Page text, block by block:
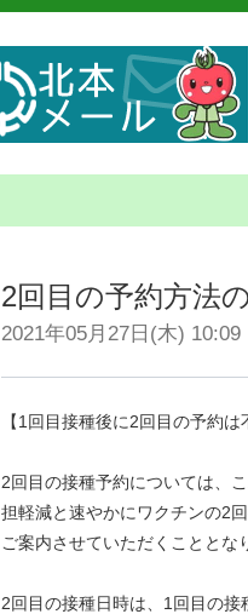
2回目の予約方法
2021年05月27日(木) 10:09
【1回目接種後に2回目の予約は
2回目の接種予約については、
担軽減と速やかにワクチンの2
ご案内させていただくこととな
2回目の接種日時は、1回目の接